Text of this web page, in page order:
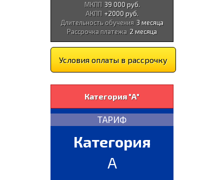
МКПП 39 000 руб.
АКПП +2000 руб.
Длительность обучения 3 месяца
Рассрочка платежа 2 месяца
Условия оплаты в рассрочку
Категория "А"
ТАРИФ
Категория
A